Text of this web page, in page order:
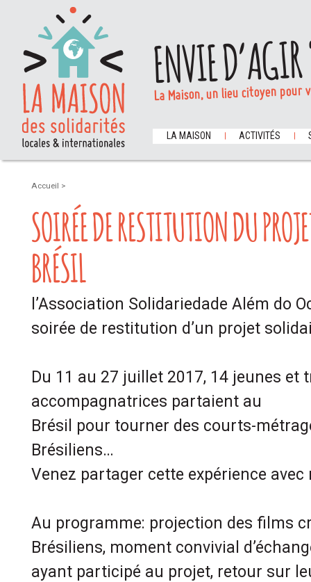
ENVIE
La Maison, un lieu citoyen
LA MAISON ACTIVITÉS
Accueil >
SOIRÉE DE RESTITUTION DU
BRÉSIL
l’Association Solidariedade Além do
soirée de restitution d’un projet
Du 11 au 27 juillet 2017, 14 jeunes et
accompagnatrices partaient au
Brésil pour tourner des courts-
Brésiliens…
Venez partager cette expérience avec
Au programme: projection des films
Brésiliens, moment convivial
ayant participé au projet, retour sur